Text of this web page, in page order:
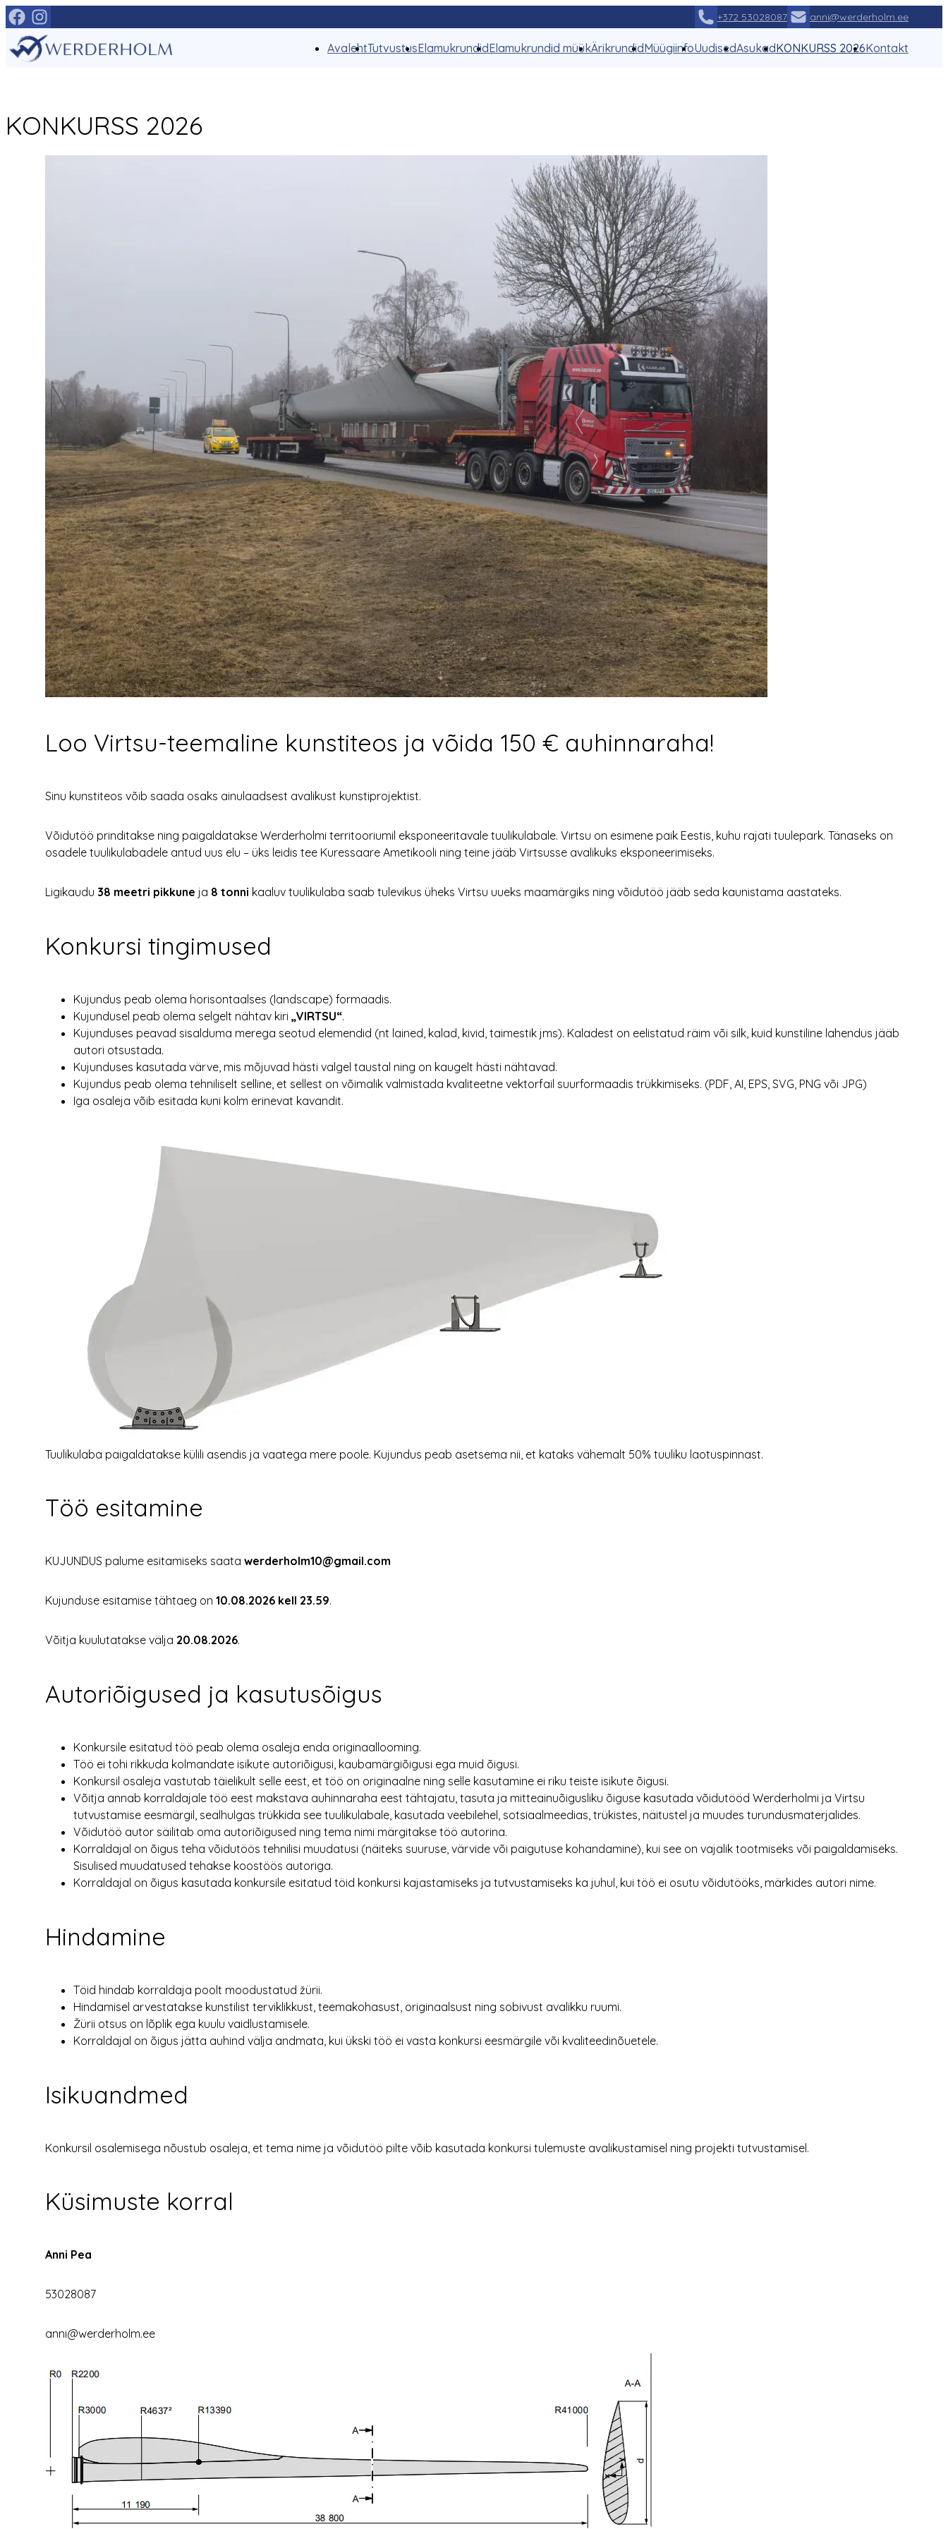
Mine
otse
sisu
juurde
+372 53028087 anni@werderholm.ee
AvalehtTutvustusElamukrundidElamukrundid müükÄrikrundidMüügiinfoUudisedAsukadKONKURSS 2026Kontakt
KONKURSS 2026
Loo Virtsu-teemaline kunstiteos ja võida 150 € auhinnaraha!
Sinu kunstiteos võib saada osaks ainulaadsest avalikust kunstiprojektist.
Võidutöö prinditakse ning paigaldatakse Werderholmi territooriumil eksponeeritavale tuulikulabale. Virtsu on esimene paik Eestis, kuhu rajati tuulepark. Tänaseks on
osadele tuulikulabadele antud uus elu – üks leidis tee Kuressaare Ametikooli ning teine jääb Virtsusse avalikuks eksponeerimiseks.
Ligikaudu 38 meetri pikkune ja 8 tonni kaaluv tuulikulaba saab tulevikus üheks Virtsu uueks maamärgiks ning võidutöö jääb seda kaunistama aastateks.
Konkursi tingimused
Kujundus peab olema horisontaalses (landscape) formaadis.
Kujundusel peab olema selgelt nähtav kiri „VIRTSU“.
Kujunduses peavad sisalduma merega seotud elemendid (nt lained, kalad, kivid, taimestik jms). Kaladest on eelistatud räim või silk, kuid kunstiline lahendus jääb
autori otsustada.
Kujunduses kasutada värve, mis mõjuvad hästi valgel taustal ning on kaugelt hästi nähtavad.
Kujundus peab olema tehniliselt selline, et sellest on võimalik valmistada kvaliteetne vektorfail suurformaadis trükkimiseks. (PDF, AI, EPS, SVG, PNG või JPG)
Iga osaleja võib esitada kuni kolm erinevat kavandit.
Tuulikulaba paigaldatakse külili asendis ja vaatega mere poole. Kujundus peab asetsema nii, et kataks vähemalt 50% tuuliku laotuspinnast.
Töö esitamine
KUJUNDUS palume esitamiseks saata werderholm10@gmail.com
Kujunduse esitamise tähtaeg on 10.08.2026 kell 23.59.
Võitja kuulutatakse välja 20.08.2026.
Autoriõigused ja kasutusõigus
Konkursile esitatud töö peab olema osaleja enda originaallooming.
Töö ei tohi rikkuda kolmandate isikute autoriõigusi, kaubamärgiõigusi ega muid õigusi.
Konkursil osaleja vastutab täielikult selle eest, et töö on originaalne ning selle kasutamine ei riku teiste isikute õigusi.
Võitja annab korraldajale töö eest makstava auhinnaraha eest tähtajatu, tasuta ja mitteainuõigusliku õiguse kasutada võidutööd Werderholmi ja Virtsu
tutvustamise eesmärgil, sealhulgas trükkida see tuulikulabale, kasutada veebilehel, sotsiaalmeedias, trükistes, näitustel ja muudes turundusmaterjalides.
Võidutöö autor säilitab oma autoriõigused ning tema nimi märgitakse töö autorina.
Korraldajal on õigus teha võidutöös tehnilisi muudatusi (näiteks suuruse, värvide või paigutuse kohandamine), kui see on vajalik tootmiseks või paigaldamiseks.
Sisulised muudatused tehakse koostöös autoriga.
Korraldajal on õigus kasutada konkursile esitatud töid konkursi kajastamiseks ja tutvustamiseks ka juhul, kui töö ei osutu võidutööks, märkides autori nime.
Hindamine
Töid hindab korraldaja poolt moodustatud žürii.
Hindamisel arvestatakse kunstilist terviklikkust, teemakohasust, originaalsust ning sobivust avalikku ruumi.
Žürii otsus on lõplik ega kuulu vaidlustamisele.
Korraldajal on õigus jätta auhind välja andmata, kui ükski töö ei vasta konkursi eesmärgile või kvaliteedinõuetele.
Isikuandmed
Konkursil osalemisega nõustub osaleja, et tema nime ja võidutöö pilte võib kasutada konkursi tulemuste avalikustamisel ning projekti tutvustamisel.
Küsimuste korral
Anni Pea
53028087
anni@werderholm.ee